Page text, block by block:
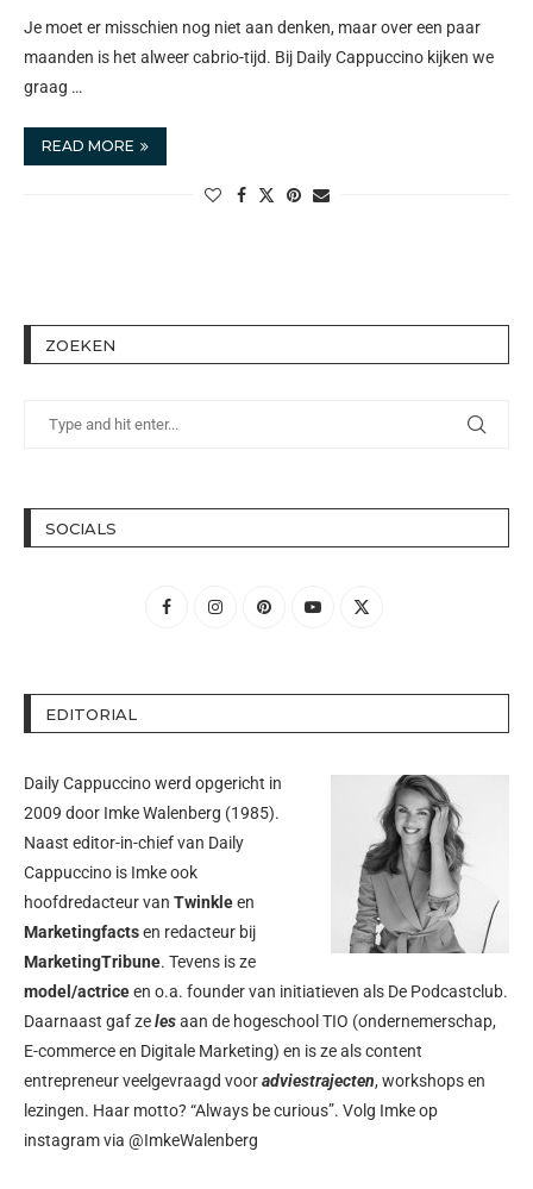
Je moet er misschien nog niet aan denken, maar over een paar
maanden is het alweer cabrio-tijd. Bij Daily Cappuccino kijken we
graag …
READ MORE
ZOEKEN
SOCIALS
EDITORIAL
Daily Cappuccino werd opgericht in
2009 door Imke Walenberg (1985).
Naast editor-in-chief van Daily
Cappuccino is Imke ook
hoofdredacteur van Twinkleen
Marketingfactsen redacteur bij
MarketingTribune. Tevens is ze
model/actriceen o.a. founder van initiatieven als De Podcastclub.
Daarnaast gaf zelesaan de hogeschool TIO (ondernemerschap,
E-commerce en Digitale Marketing) en is ze als content
entrepreneur veelgevraagd vooradviestrajecten, workshops en
lezingen. Haar motto? “Always be curious”. Volg Imke op
instagram via @ImkeWalenberg